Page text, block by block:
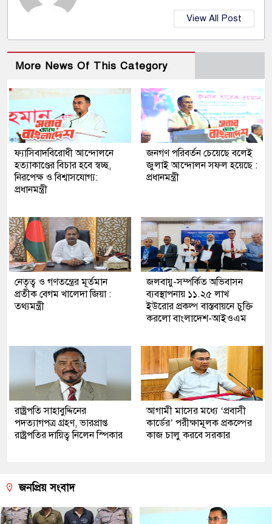
View All Post
More News Of This Category
ফ্যাসিবাদবিরোধী আন্দোলনে
হত্যাকাণ্ডের বিচার হবে স্বচ্ছ,
নিরপেক্ষ ও বিশ্বাসযোগ্য:
প্রধানমন্ত্রী
জনগণ পরিবর্তন চেয়েছে বলেই
জুলাই আন্দোলন সফল হয়েছে :
প্রধানমন্ত্রী
নেতৃত্ব ও গণতন্ত্রের মূর্তমান
প্রতীক বেগম খালেদা জিয়া :
তথ্যমন্ত্রী
জলবায়ু-সম্পর্কিত অভিবাসন
ব্যবস্থাপনায় ১১.২৫ লাখ
ইউরোর প্রকল্প বাস্তবায়নে চুক্তি
করলো বাংলাদেশ-আইওএম
রাষ্ট্রপতি সাহাবুদ্দিনের
পদত্যাগপত্র গ্রহণ, ভারপ্রাপ্ত
রাষ্ট্রপতির দায়িত্ব নিলেন স্পিকার
আগামী মাসের মধ্যে ‘প্রবাসী
কার্ডের’ পরীক্ষামূলক প্রকল্পের
কাজ চালু করবে সরকার
জনপ্রিয় সংবাদ